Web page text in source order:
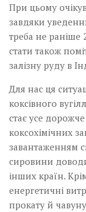
При цьому
завдяки
треба не
стати також
залізну руду в
Для нас ця
коксівного
стає усе
коксохімічних
завантаженням
сировини
інших країн.
енергетичні
прокату й